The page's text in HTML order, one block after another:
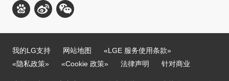
我的LG支持 网站地图
«LGE 服务使用条款»
«隐私政策»
«Cookie 政策» 法律声明 针对商业